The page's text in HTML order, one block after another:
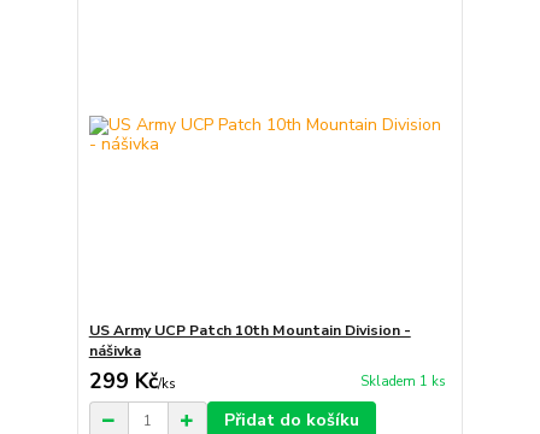
US Army UCP Patch 10th Mountain Division -
nášivka
299 Kč/ks Skladem 1 ks
Přidat do košíku